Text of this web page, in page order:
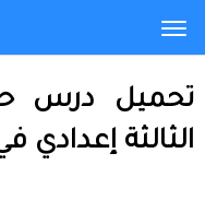
تحميل درس
الثالثة إعدادي